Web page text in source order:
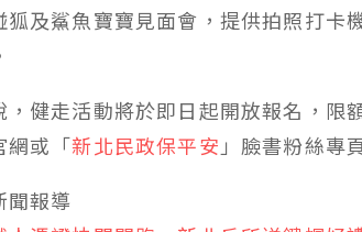
狐及鯊魚寶寶見面會，提供拍照打卡
，健走活動將於即日起開放報名，限
網或「新北民政保平安 」臉書粉絲專
聞報導